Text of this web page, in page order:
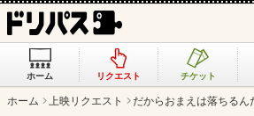
ホーム リクエスト チケット
ホーム 上映リクエスト だからおまえは落ちるん